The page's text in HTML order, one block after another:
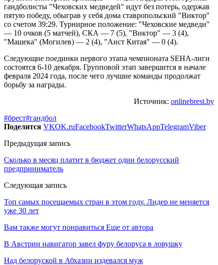
гандболисты "Чеховских медведей" идут без потерь, одержав
пятую победу, обыграв у себя дома ставропольский "Виктор"
со счетом 39:29. Турнирное положение: "Чеховские медведи"
— 10 очков (5 матчей), СКА — 7 (5), "Виктор" — 3 (4),
"Машека" (Могилев) — 2 (4), "Аист Китая" — 0 (4).
Следующие поединки первого этапа чемпионата SEHA-лиги
состоятся 6-10 декабря. Групповой этап завершится в начале
февраля 2024 года, после чего лучшие команды продолжат
борьбу за награды.
Источник: onlinebrest.by
#брест#гандбол
Поделится VKOK.ruFacebookTwitterWhatsAppTelegramViber
Предыдущая запись
Сколько в месяц платит в бюджет один белорусский
предприниматель
Следующая запись
Топ самых посещаемых стран в этом году. Лидер не меняется
уже 30 лет
Вам также могут понравиться Еще от автора
В Австрии навигатор завел фуру белоруса в ловушку
Над белоруской в Абхазии издевался муж